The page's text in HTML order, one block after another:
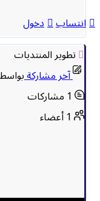
انتساب دخول
تطوير المنتديات
آخر مشاركةبواسطة
1 مشاركات
1 أعضاء